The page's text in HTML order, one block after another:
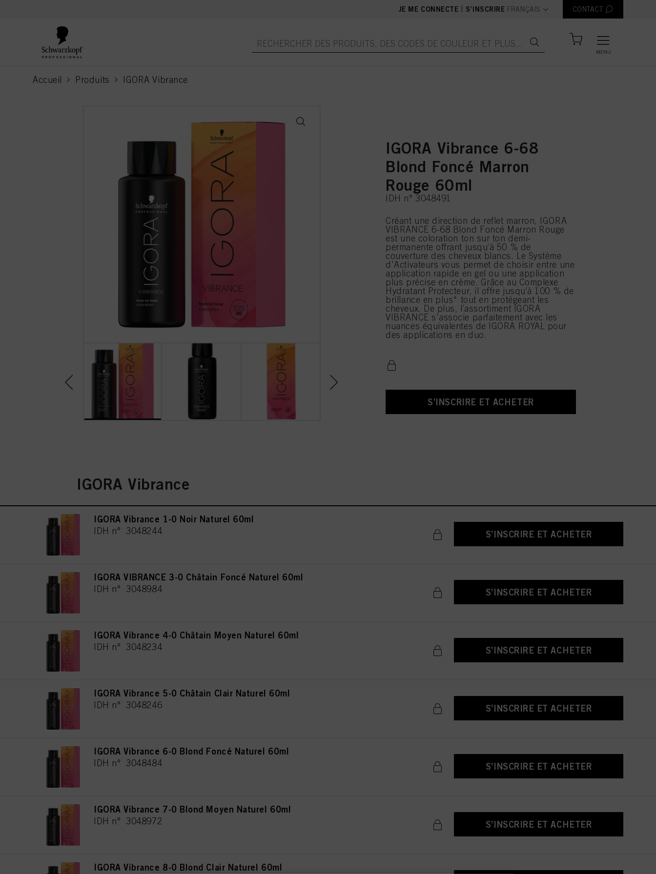
JE ME CONNECTE S’INSCRIRE text.language
FRANÇAIS CONTACT
MENU
Accueil Produits IGORA Vibrance
current page
IGORA Vibrance 6-68
Blond Foncé Marron
Rouge 60ml
IDH n° 3048491
Créant une direction de reflet marron, IGORA
VIBRANCE 6-68 Blond Foncé Marron Rouge
est une coloration ton sur ton demi-
permanente offrant jusqu’à 50 % de
couverture des cheveux blancs. Le Système
d'Activateurs vous permet de choisir entre une
application rapide en gel ou une application
plus précise en crème. Grâce au Complexe
Hydratant Protecteur, il offre jusqu’à 100 % de
brillance en plus* tout en protégeant les
cheveux. De plus, l’assortiment IGORA
VIBRANCE s'associe parfaitement avec les
nuances équivalentes de IGORA ROYAL pour
des applications en duo.
S’INSCRIRE ET ACHETER
IGORA Vibrance
IGORA Vibrance 1-0 Noir Naturel 60ml
IDH n° 3048244 S’INSCRIRE ET ACHETER
IGORA VIBRANCE 3-0 Châtain Foncé Naturel 60ml
IDH n° 3048984 S’INSCRIRE ET ACHETER
IGORA Vibrance 4-0 Châtain Moyen Naturel 60ml
IDH n° 3048234 S’INSCRIRE ET ACHETER
IGORA Vibrance 5-0 Châtain Clair Naturel 60ml
IDH n° 3048246 S’INSCRIRE ET ACHETER
IGORA Vibrance 6-0 Blond Foncé Naturel 60ml
IDH n° 3048484 S’INSCRIRE ET ACHETER
IGORA Vibrance 7-0 Blond Moyen Naturel 60ml
IDH n° 3048972 S’INSCRIRE ET ACHETER
IGORA Vibrance 8-0 Blond Clair Naturel 60ml